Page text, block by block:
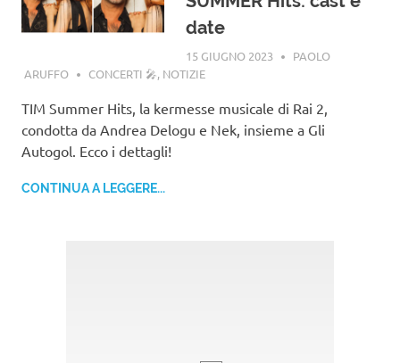
date
15 GIUGNO 2023
PAOLO
ARUFFO
CONCERTI 🎤, NOTIZIE
TIM Summer Hits, la kermesse musicale di Rai 2,
condotta da Andrea Delogu e Nek, insieme a Gli
Autogol. Ecco i dettagli!
CONTINUA A LEGGERE...